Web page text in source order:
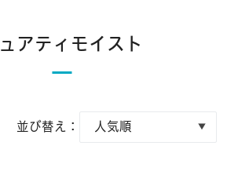
1日 使い捨て
/ 1ヶ月 使い捨て
アティモイスト
並び替え：